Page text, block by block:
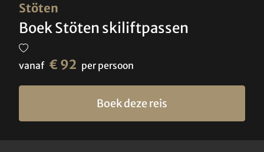
Stöten
Boek Stöten skiliftpassen
vanaf € 92 per persoon
Boek deze reis